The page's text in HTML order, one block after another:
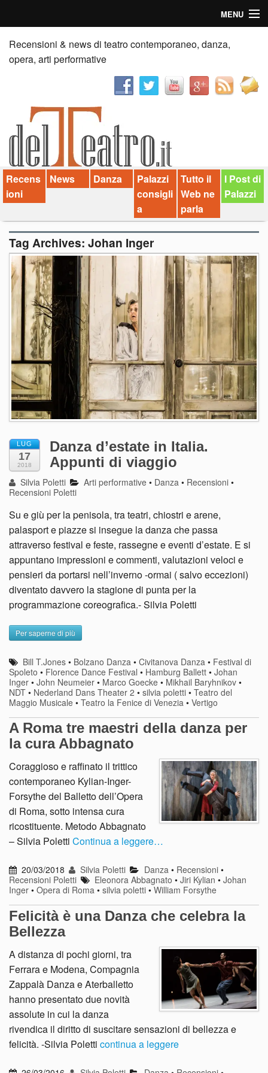
MENU
Home
Recensioni
News
Palazzi consiglia
Video
Chi siamo
Contatti
dT in English
Recensioni & news di teatro contemporaneo, danza,
opera, arti performative
Recens
ioni
News Danza
Palazzi
consigli
a
Tutto il
Web ne
parla
I Post di
Palazzi
Tag Archives: Johan Inger
LUG
17
2018
Danza d’estate in Italia.
Appunti di viaggio
Silvia Poletti Arti performative • Danza • Recensioni •
Recensioni Poletti
Su e giù per la penisola, tra teatri, chiostri e arene,
palasport e piazze si insegue la danza che passa
attraverso festival e feste, rassegne e eventi d’estate. E si
appuntano impressioni e commenti, valutazioni veloci e
pensieri da portarsi nell’inverno -ormai ( salvo eccezioni)
diventato davvero la stagione di punta per la
programmazione coreografica.- Silvia Poletti
Per saperne di più
Bill T.Jones • Bolzano Danza •Civitanova Danza • Festival di
Spoleto • Florence Dance Festival • Hamburg Ballett • Johan
Inger • John Neumeier • Marco Goecke • Mikhail Baryhnikov •
NDT • Nederland Dans Theater 2 • silvia poletti • Teatro del
Maggio Musicale • Teatro la Fenice di Venezia • Vertigo
A Roma tre maestri della danza per
la cura Abbagnato
Coraggioso e raffinato il trittico
contemporaneo Kylian-Inger-
Forsythe del Balletto dell’Opera
di Roma, sotto intensa cura
ricostituente. Metodo Abbagnato
– Silvia Poletti Continua a leggere…
20/03/2018 Silvia Poletti Danza• Recensioni•
Recensioni Poletti
Eleonora Abbagnato •Jiri Kylian •Johan
Inger • Opera di Roma • silvia poletti • William Forsythe
Felicità è una Danza che celebra la
Bellezza
A distanza di pochi giorni, tra
Ferrara e Modena, Compagnia
Zappalà Danza e Aterballetto
hanno presentato due novità
assolute in cui la danza
rivendica il diritto di suscitare sensazioni di bellezza e
felicità. -Silvia Poletti continua a leggere